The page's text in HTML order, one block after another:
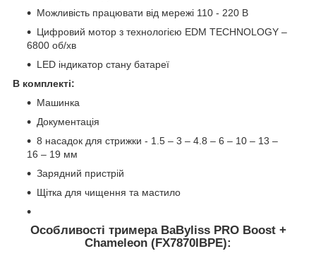
Можливість працювати від мережі 110 - 220 В
Цифровий мотор з технологією EDM TECHNOLOGY –
6800 об/хв
LED індикатор стану батареї
В комплекті:
Машинка
Документація
8 насадок для стрижки - 1.5 – 3 – 4.8 – 6 – 10 – 13 –
16 – 19 мм
Зарядний пристрій
Щітка для чищення та мастило
Особливості тримера BaByliss PRO Boost +
Chameleon (FX7870IBPE):